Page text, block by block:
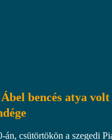
bencés atya
án, csütörtökön a szegedi